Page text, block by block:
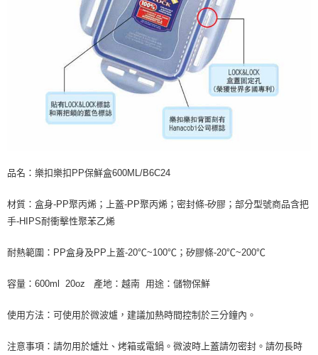
品名：樂扣樂扣PP保鮮盒600ML/B6C24
材質：盒身-PP聚丙烯；上蓋-PP聚丙烯；密封條-矽膠；部分型號商品含把
手-HIPS耐衝擊性聚苯乙烯
耐熱範圍：PP盒身及PP上蓋-20℃~100℃；矽膠條-20℃~200℃
容量：600ml 20oz 產地：越南 用途：儲物保鮮
使用方法：可使用於微波爐，建議加熱時間控制於三分鐘內。
注意事項：請勿用於爐灶、烤箱或電鍋。微波時上蓋請勿密封。請勿長時